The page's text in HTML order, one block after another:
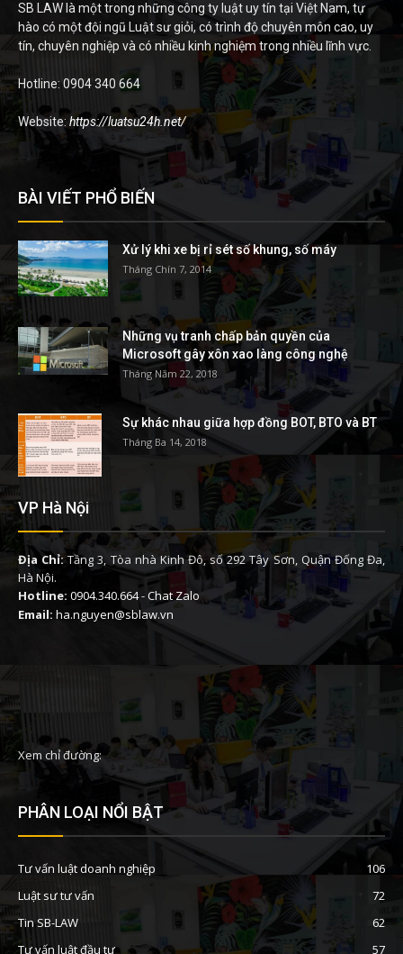
SB LAW là một trong những công ty luật uy tín tại Việt Nam, tự
hào có một đội ngũ Luật sư giỏi, có trình độ chuyên môn cao, uy
tín, chuyên nghiệp và có nhiều kinh nghiệm trong nhiều lĩnh vực.
Hotline: 0904 340 664
Website: https://luatsu24h.net/
BÀI VIẾT PHỔ BIẾN
Xử lý khi xe bị rỉ sét số khung, số máy
Tháng Chín 7, 2014
Những vụ tranh chấp bản quyền của
Microsoft gây xôn xao làng công nghệ
Tháng Năm 22, 2018
Sự khác nhau giữa hợp đồng BOT, BTO và BT
Tháng Ba 14, 2018
VP Hà Nội
Địa Chỉ: Tầng 3, Tòa nhà Kinh Đô, số 292 Tây Sơn, Quận Đống Đa,
Hà Nội.
Hotline: 0904.340.664-Chat Zalo
Email: ha.nguyen@sblaw.vn
Xem chỉ đường:
PHÂN LOẠI NỔI BẬT
Tư vấn luật doanh nghiệp
106
Luật sư tư vấn
72
Tin SB-LAW
62
Tư vấn luật đầu tư
57